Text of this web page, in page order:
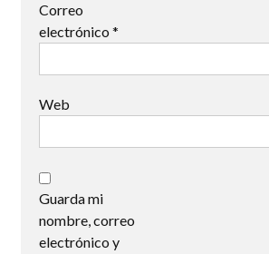
Correo
electrónico *
Web
Guarda mi
nombre, correo
electrónico y